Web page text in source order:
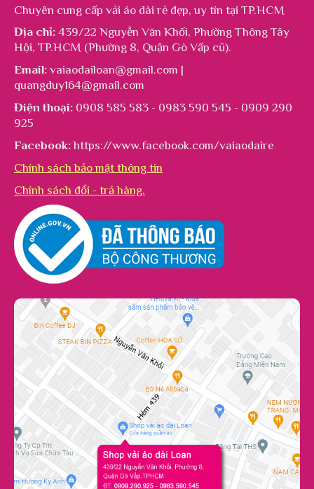
Chuyên cung cấp vải áo dài rẻ đẹp, uy tín tại TP.HCM
Địa chỉ: 439/22 Nguyễn Văn Khối, Phường Thông Tây
Hội, TP.HCM (Phường 8, Quận Gò Vấp cũ).
Email: vaiaodailoan@gmail.com |
quangduy164@gmail.com
Điện thoại: 0908 585 583 - 0983 590 545 - 0909 290
925
Facebook: https://www.facebook.com/vaiaodaire
Chính sách bảo mật thông tin
Chính sách đổi - trả hàng.